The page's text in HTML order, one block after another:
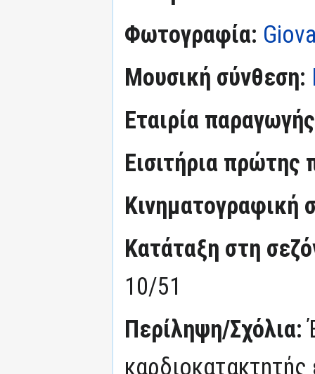
Φωτογραφία:
Μουσική σύνθεση:
Εταιρία
Εισιτήρια πρώτης
Κινηματογραφική
Κατάταξη στη
10/51
Περίληψη/Σχόλια:
καρδιοκατακτητής